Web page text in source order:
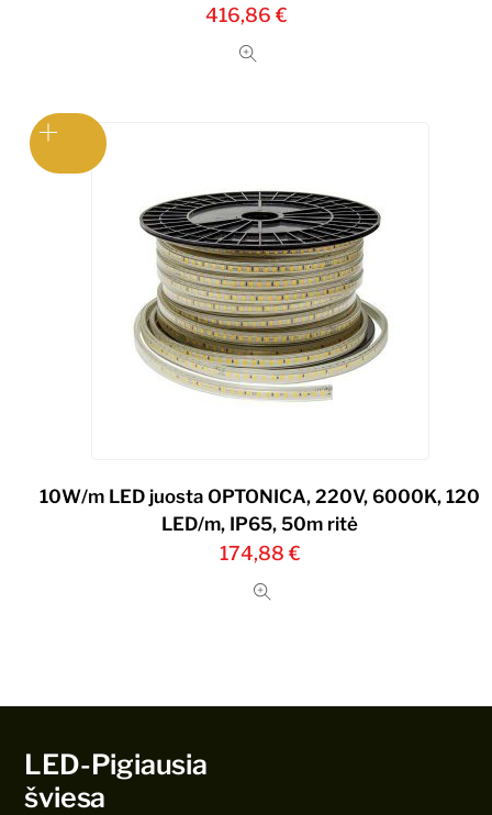
416,86 €
10W/m LED juosta OPTONICA, 220V, 6000K, 120
LED/m, IP65, 50m ritė
174,88 €
LED-Pigiausia
šviesa